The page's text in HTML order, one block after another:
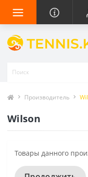
Производитель
Wilson
Товары данного